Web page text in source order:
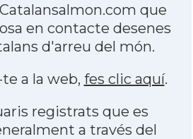
que
en contacte desenes
d'arreu del món.
a la web, fes clic aquí.
registrats que es
a través del